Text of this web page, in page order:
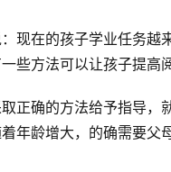
现在的孩子学业任务越
些方法可以让孩子提高
正确的方法给予指导，
年龄增大，的确需要父